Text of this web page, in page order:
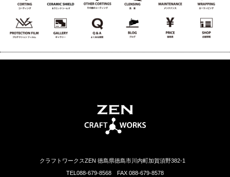
クラフトワークスZEN 徳島県徳島市川内町加賀須野382-1
TEL088-679-8568 FAX 088-679-8578